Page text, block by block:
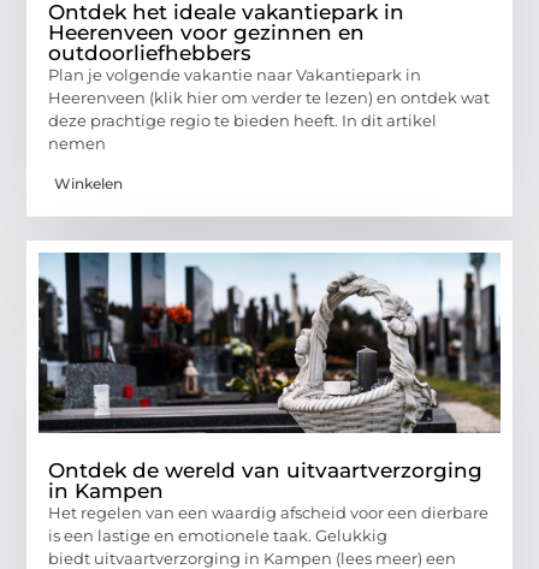
Ontdek het ideale vakantiepark in
Heerenveen voor gezinnen en
outdoorliefhebbers
Plan je volgende vakantie naar Vakantiepark in
Heerenveen (klik hier om verder te lezen) en ontdek wat
deze prachtige regio te bieden heeft. In dit artikel
nemen
Winkelen
Ontdek de wereld van uitvaartverzorging
in Kampen
Het regelen van een waardig afscheid voor een dierbare
is een lastige en emotionele taak. Gelukkig
biedt uitvaartverzorging in Kampen (lees meer) een